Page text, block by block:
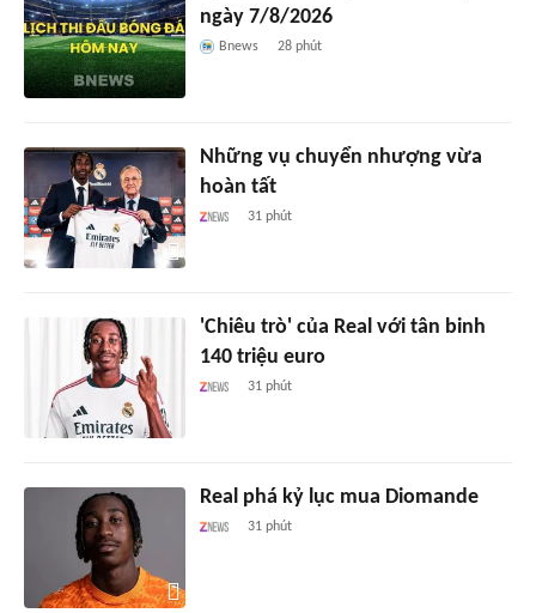
ngày 7/8/2026
Bnews 28 phút
Những vụ chuyển nhượng vừa
hoàn tất
31 phút
'Chiêu trò' của Real với tân binh
140 triệu euro
31 phút
Real phá kỷ lục mua Diomande
31 phút